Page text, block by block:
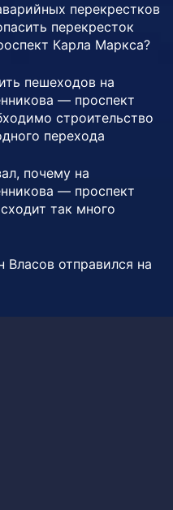
перекрестков
перекресток
Карла Маркса?
пешеходов на
— проспект
строительство
перехода
почему на
— проспект
так много
отправился на